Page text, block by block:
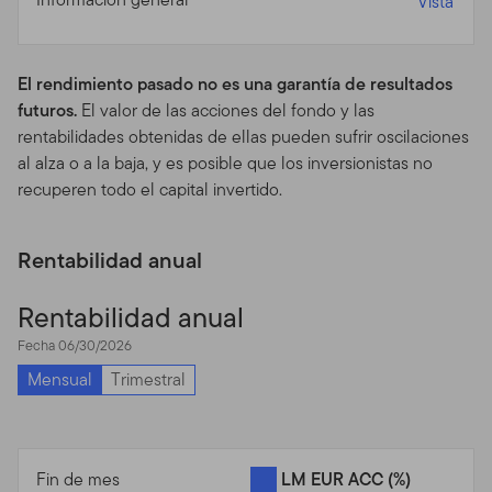
El rendimiento pasado no es una garantía de resultados
futuros. El valor de las acciones del fondo y las
rentabilidades obtenidas de ellas pueden sufrir oscilaciones
al alza o a la baja, y es posible que los inversionistas no
recuperen todo el capital invertido.
Rentabilidad anual
Rentabilidad anual
Fecha 06/30/2026
Mensual Trimestral
Fin de mes LM EUR ACC (%)
objetivo para su uso específico. Los individuos que
intenten acceder sin autorización a estas áreas pueden
quedar sujetos a un proceso criminal y/o civil.
Prospectos, Desempeño y
los Fondos
nuestros fondos ofrecidos, favor contactar a su
representante registrado (asesor financiero) y obtenga
un prospecto o baje un prospecto que contiene
el prospecto cuidadosamente antes de invertir o enviar